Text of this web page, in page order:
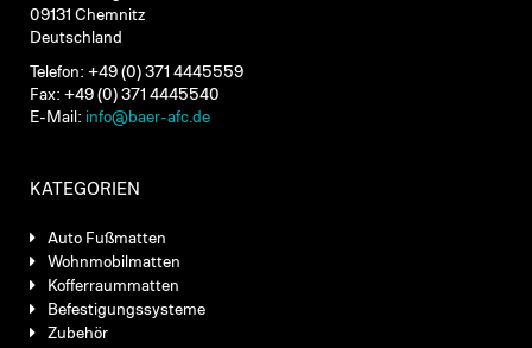
09131 Chemnitz
Deutschland
Telefon: +49 (0) 371 4445559
Fax: +49 (0) 371 4445540
E-Mail: info@baer-afc.de
KATEGORIEN
Auto Fußmatten
Wohnmobilmatten
Kofferraummatten
Befestigungssysteme
Zubehör